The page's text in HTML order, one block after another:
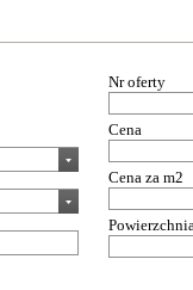
Nr oferty
Cena
Cena za m2